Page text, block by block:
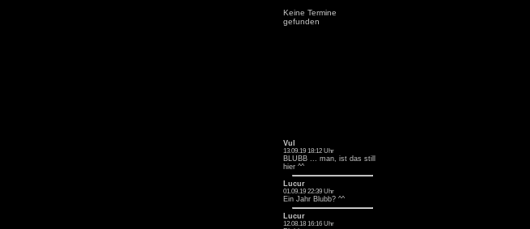
Keine Termine
gefunden
Vul
13.09.19 18:12 Uhr
BLUBB ... man, ist das still
hier ^^
Lucur
01.09.19 22:39 Uhr
Ein Jahr Blubb? ^^
Lucur
12.08.18 16:16 Uhr